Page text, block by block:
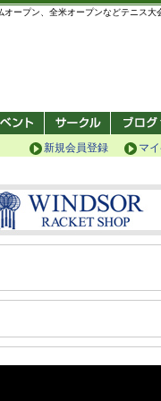
ープン、全米オープンなどテニス大
マ
新規会員登録